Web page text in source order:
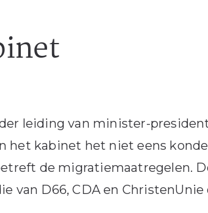
leiding van minister-
het kabinet het niet eens
de migratiemaatregelen.
van D66, CDA en